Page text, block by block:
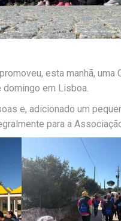
esta manhã,
em Lisboa.
e, adicionado um
para a